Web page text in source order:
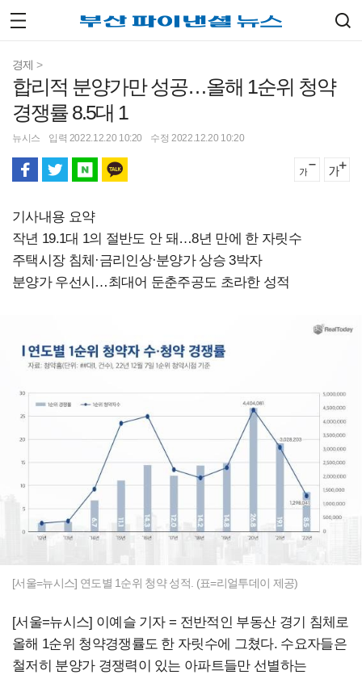
경제 >
합리적 분양가만 성공…올해 1순위 청약
경쟁률 8.5대 1
뉴시스 입력 2022.12.20 10:20 수정 2022.12.20 10:20
기사내용 요약
작년 19.1대 1의 절반도 안 돼…8년 만에 한 자릿수
주택시장 침체·금리인상·분양가 상승 3박자
분양가 우선시…최대어 둔춘주공도 초라한 성적
[서울=뉴시스] 연도별 1순위 청약 성적. (표=리얼투데이 제공)
[서울=뉴시스] 이예슬 기자 = 전반적인 부동산 경기 침체로
올해 1순위 청약경쟁률도 한 자릿수에 그쳤다. 수요자들은
철저히 분양가 경쟁력이 있는 아파트들만 선별하는